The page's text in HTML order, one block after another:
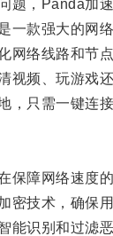
，Panda加速
款强大的网络
络线路和节点
频、玩游戏还
只需一键连接
障网络速度的
技术，确保用
识别和过滤恶